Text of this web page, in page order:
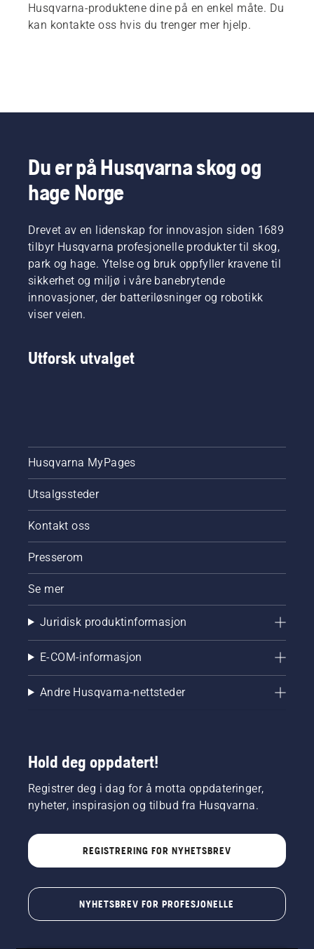
Husqvarna-produktene dine på en enkel måte. Du
kan kontakte oss hvis du trenger mer hjelp.
Du er på Husqvarna skog og
hage Norge
Drevet av en lidenskap for innovasjon siden 1689
tilbyr Husqvarna profesjonelle produkter til skog,
park og hage. Ytelse og bruk oppfyller kravene til
sikkerhet og miljø i våre banebrytende
innovasjoner, der batteriløsninger og robotikk
viser veien.
Utforsk utvalget
Husqvarna MyPages
Utsalgssteder
Kontakt oss
Presserom
Se mer
Juridisk produktinformasjon
E-COM-informasjon
Andre Husqvarna-nettsteder
Hold deg oppdatert!
Registrer deg i dag for å motta oppdateringer,
nyheter, inspirasjon og tilbud fra Husqvarna.
REGISTRERING FOR NYHETSBREV
NYHETSBREV FOR PROFESJONELLE